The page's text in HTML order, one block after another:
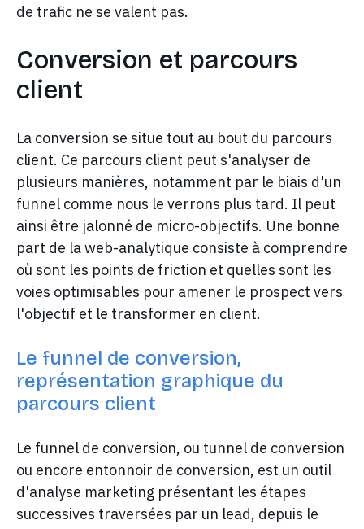
de trafic ne se valent pas.
Conversion et parcours
client
La conversion se situe tout au bout du parcours
client. Ce parcours client peut s'analyser de
plusieurs manières, notamment par le biais d'un
funnel comme nous le verrons plus tard. Il peut
ainsi être jalonné de micro-objectifs. Une bonne
part de la web-analytique consiste à comprendre
où sont les points de friction et quelles sont les
voies optimisables pour amener le prospect vers
l'objectif et le transformer en client.
Le funnel de conversion,
représentation graphique du
parcours client
Le funnel de conversion, ou tunnel de conversion
ou encore entonnoir de conversion, est un outil
d'analyse marketing présentant les étapes
successives traversées par un lead, depuis le